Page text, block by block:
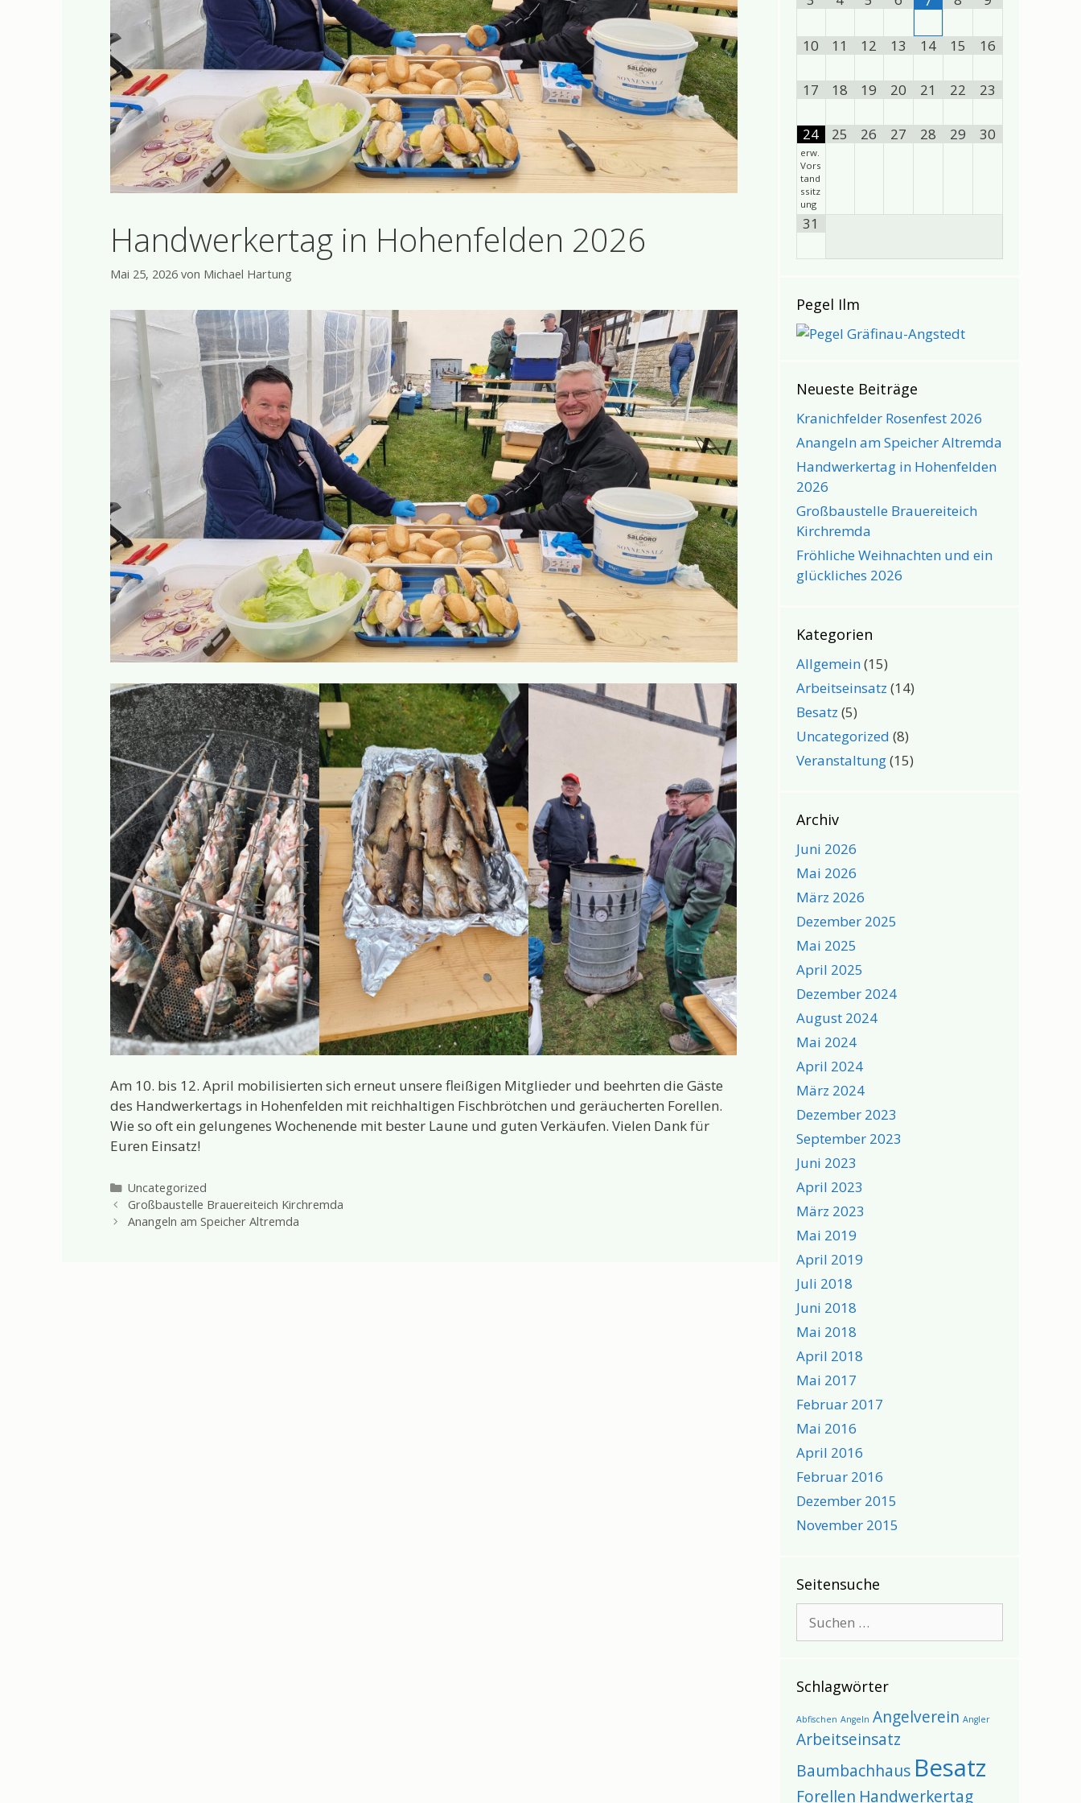
Handwerkertag in Hohenfelden 2026
Mai 25, 2026 von Michael Hartung
Am 10. bis 12. April mobilisierten sich erneut unsere fleißigen Mitglieder und beehrten die Gäste
des Handwerkertags in Hohenfelden mit reichhaltigen Fischbrötchen und geräucherten Forellen.
Wie so oft ein gelungenes Wochenende mit bester Laune und guten Verkäufen. Vielen Dank für
Euren Einsatz!
Kategorien
Uncategorized
Großbaustelle Brauereiteich Kirchremda
Anangeln am Speicher Altremda
10 11 12 13 14 15 16
17 18 19 20 21 22 23
24
erw.
Vors
tand
ssitz
ung
25 26 27 28 29 30
31
Pegel Ilm
Neueste Beiträge
Kranichfelder Rosenfest 2026
Anangeln am Speicher Altremda
Handwerkertag in Hohenfelden
2026
Großbaustelle Brauereiteich
Kirchremda
Fröhliche Weihnachten und ein
glückliches 2026
Kategorien
Allgemein(15)
Arbeitseinsatz (14)
Besatz (5)
Uncategorized (8)
Veranstaltung(15)
Archiv
Juni 2026
Mai 2026
März 2026
Dezember 2025
Mai 2025
April 2025
Dezember 2024
August 2024
Mai 2024
April 2024
März 2024
Dezember 2023
September 2023
Juni 2023
April 2023
März 2023
Mai 2019
April 2019
Juli 2018
Juni 2018
Mai 2018
April 2018
Mai 2017
Februar 2017
Mai 2016
April 2016
Februar 2016
Dezember 2015
November 2015
Seitensuche
nach:
Schlagwörter
Abfischen Angeln Angelverein Angler
Arbeitseinsatz
Baumbachhaus Besatz
Forellen Handwerkertag